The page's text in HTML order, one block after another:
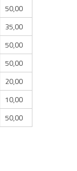
50,00
35,00
50,00
50,00
20,00
10,00
50,00